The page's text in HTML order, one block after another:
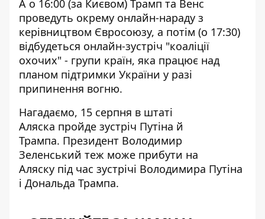
А о 16:00 (за Києвом) Трамп та Венс
проведуть окрему онлайн-нараду з
керівництвом Євросоюзу, а потім (о 17:30)
відбудеться онлайн-зустріч "коаліції
охочих" - групи країн, яка працює над
планом підтримки України у разі
припинення вогню.
Нагадаємо, 15 серпня в штаті
Аляска пройде зустріч Путіна й
Трампа. Президент Володимир
Зеленський теж може прибути на
Аляску під час зустрічі Володимира Путіна
і Дональда Трампа.